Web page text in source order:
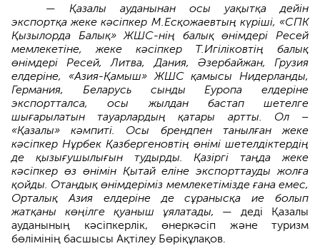
— Қазалы ауданынан осы уақытқа дейін
экспортқа жеке кәсіпкер М.Есқожаевтың күріші, «СПК
Қызылорда Балық» ЖШС-нің балық өнімдері Ресей
мемлекетіне, жеке кәсіпкер Т.Игіліковтің балық
өнімдері Ресей, Литва, Дания, Әзербайжан, Грузия
елдеріне, «Азия-Қамыш» ЖШС қамысы Нидерланды,
Германия, Беларусь сынды Еуропа елдеріне
экспортталса, осы жылдан бастап шетелге
шығарылатын тауарлардың қатары артты. Ол –
«Қазалы» кәмпиті. Осы брендпен танылған жеке
кәсіпкер Нұрбек Қазбергеновтің өнімі шетелдіктердің
де қызығушылығын тудырды. Қазіргі таңда жеке
кәсіпкер өз өнімін Қытай еліне экспорттауды жолға
қойды. Отандық өнімдеріміз мемлекетімізде ғана емес,
Орталық Азия елдеріне де сұранысқа ие болып
жатқаны көңілге қуаныш ұялатады, — деді Қазалы
ауданының кәсіпкерлік, өнеркәсіп және туризм
бөлімінің басшысы Ақтілеу Бөріқұлақов.